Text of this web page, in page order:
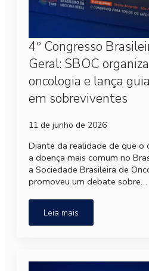
4º Congresso
Geral: SBOC
oncologia e lança
em sobreviventes
11 de junho de 2026
Diante da realidade de que o
a doença mais comum no
a Sociedade Brasileira de
promoveu um debate sobre…
Leia mais